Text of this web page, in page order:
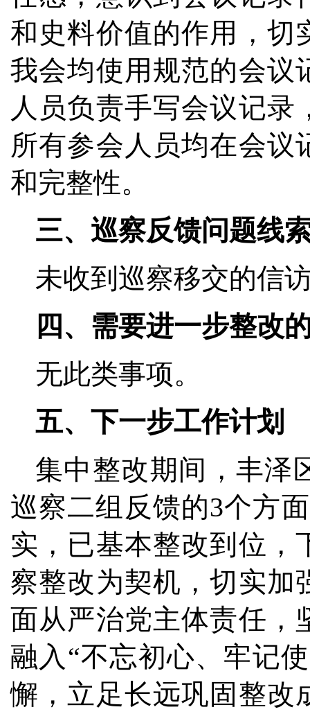
和史料价值的作用，切
我会均使用规范的会议
人员负责手写会议记
所有参会人员均在会议
和完整性。
三、巡察反馈问题线
未收到巡察移交的信
四、需要进一步整改
无此类事项。
五、下一步工作计划
集中整改期间，丰泽
巡察二组反馈的3个方
实，已基本整改到位，
察整改为契机，切实加
面从严治党主体责任，
融入“不忘初心、牢记
懈，立足长远巩固整改